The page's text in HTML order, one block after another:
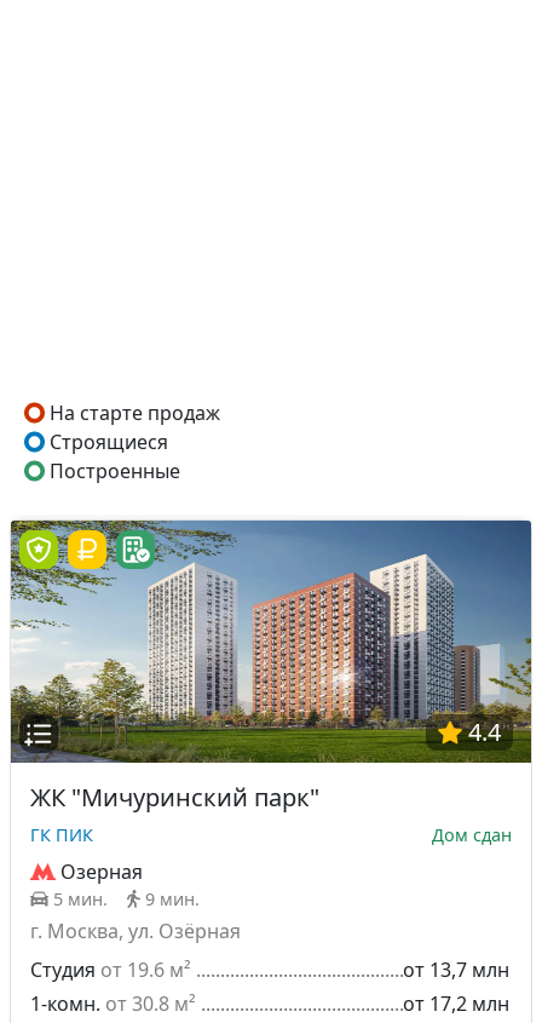
На старте продаж
Строящиеся
Построенные
4.4
ЖК "Мичуринский парк"
ГК ПИК Дом сдан
Озерная
5 мин. 9 мин.
г. Москва, ул. Озёрная
Студия от 19.6 м²
от 13,7 млн
1-комн. от 30.8 м²
от 17,2 млн